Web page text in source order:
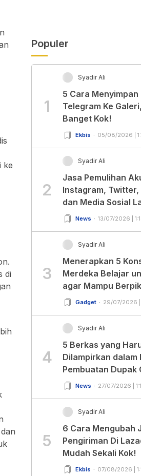
ke
di
Populer
1
Syadir Ali
5 Cara Menyimpan
Telegram Ke
Banget Kok!
Ekbis 05/08/2026 |
2
Syadir Ali
Jasa Pemulihan
Instagram, Twitter,
dan Media Sosial
(Update Terbaru
News 13/07/2026 |
3
Syadir Ali
Menerapkan 5
Merdeka Belajar
agar Mampu
Gadget 29/07/2026 |
4
Syadir Ali
5 Berkas yang
Dilampirkan dalam
Pembuatan Dupak
News 27/07/2026 |
5
Syadir Ali
6 Cara Mengubah
Pengiriman Di
Mudah Sekali Kok!
Ekbis 07/08/2026 |